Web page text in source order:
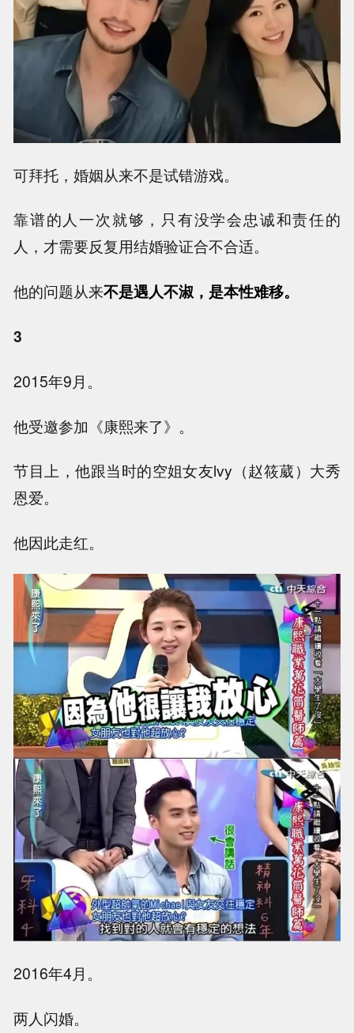
可拜托，婚姻从来不是试错游戏。
靠谱的人一次就够，只有没学会忠诚和责任的
人，才需要反复用结婚验证合不合适。
他的问题从来不是遇人不淑，是本性难移。
3
2015年9月。
他受邀参加《康熙来了》。
节目上，他跟当时的空姐女友lvy（赵筱葳）大秀
恩爱。
他因此走红。
2016年4月。
两人闪婚。